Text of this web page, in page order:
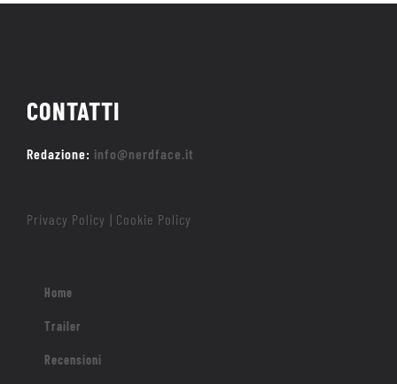
CONTATTI
Redazione: info@nerdface.it
Privacy Policy | Cookie Policy
Home
Trailer
Recensioni